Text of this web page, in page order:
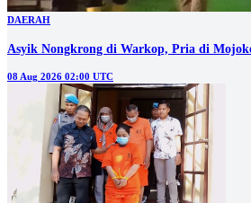
DAERAH
Asyik Nongkrong di Warkop, Pria di
08 Aug 2026 02:00 UTC